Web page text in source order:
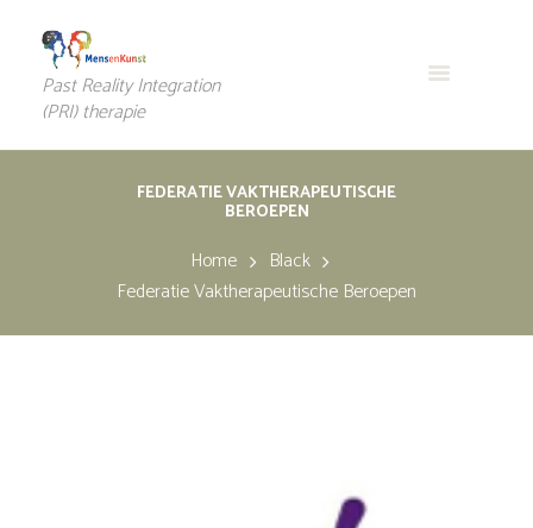
Past Reality Integration
(PRI) therapie
FEDERATIE VAKTHERAPEUTISCHE
BEROEPEN
Home
Black
Federatie Vaktherapeutische Beroepen